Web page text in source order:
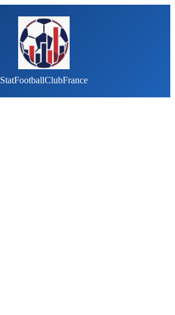
StatFootballClubFrance